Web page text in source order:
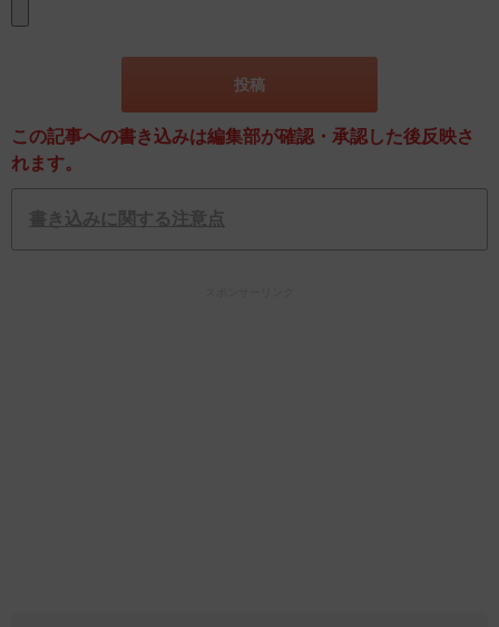
この記事への書き込みは編集部が確認・承認した後反映さ
れます。
書き込みに関する注意点